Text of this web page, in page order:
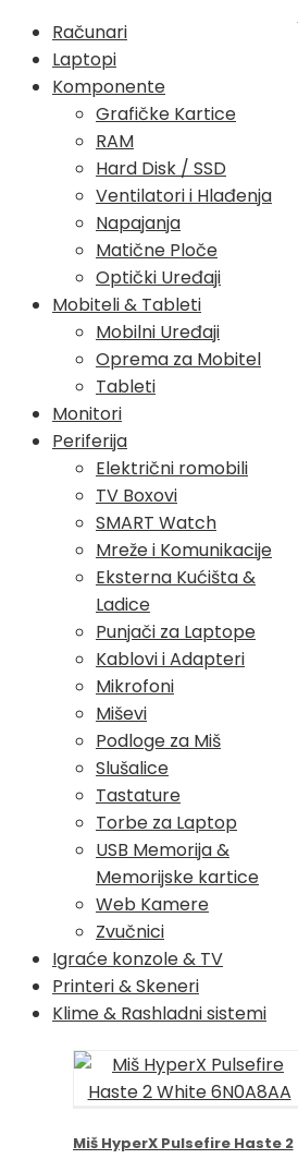
Računari
Laptopi
Komponente
Grafičke Kartice
RAM
Hard Disk / SSD
Ventilatori i Hlađenja
Napajanja
Matične Ploče
Optički Uređaji
Mobiteli & Tableti
Mobilni Uređaji
Oprema za Mobitel
Tableti
Monitori
Periferija
Električni romobili
TV Boxovi
SMART Watch
Mreže i Komunikacije
Eksterna Kućišta &
Ladice
Punjači za Laptope
Kablovi i Adapteri
Mikrofoni
Miševi
Podloge za Miš
Slušalice
Tastature
Torbe za Laptop
USB Memorija &
Memorijske kartice
Web Kamere
Zvučnici
Igraće konzole & TV
Printeri & Skeneri
Klime & Rashladni sistemi
Miš HyperX Pulsefire Haste 2